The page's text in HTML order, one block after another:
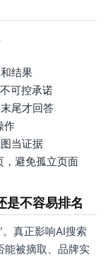
结果
可控承诺
尾才回答
作
当证据
，避免孤立页面
是不容易排名
。真正影响AI搜索
能被摘取、品牌实